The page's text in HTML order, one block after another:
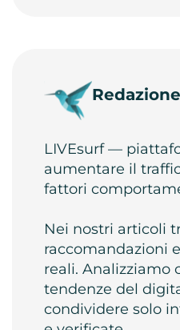
LIVEsurf —
aumentare il
fattori
Nei nostri articoli
raccomandazioni
reali. Analizziamo
tendenze del
condividere solo